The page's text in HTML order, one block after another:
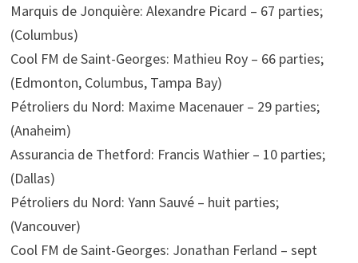
Marquis de Jonquière: Alexandre Picard – 67 parties;
(Columbus)
Cool FM de Saint-Georges: Mathieu Roy – 66 parties;
(Edmonton, Columbus, Tampa Bay)
Pétroliers du Nord: Maxime Macenauer – 29 parties;
(Anaheim)
Assurancia de Thetford: Francis Wathier – 10 parties;
(Dallas)
Pétroliers du Nord: Yann Sauvé – huit parties;
(Vancouver)
Cool FM de Saint-Georges: Jonathan Ferland – sept